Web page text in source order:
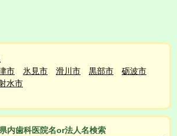
市 氷見市 滑川市 黒部市
砺波市
水市
内歯科医院名or法人名検索